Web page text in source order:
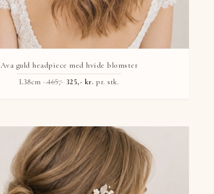
Ava guld headpiece med hvide blomster
L38cm ·465,- 325,- kr. pr. stk.